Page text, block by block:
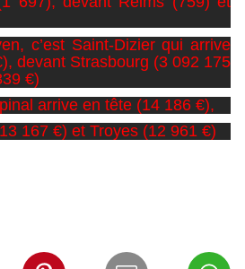
c’est Saint-Dizier qui arrive
devant Strasbourg (3 092 175
€)
arrive en tête (14 186 €),
167 €) et Troyes (12 961 €)